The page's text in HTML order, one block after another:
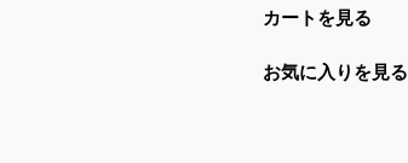
カートを見る
お気に入りを見る